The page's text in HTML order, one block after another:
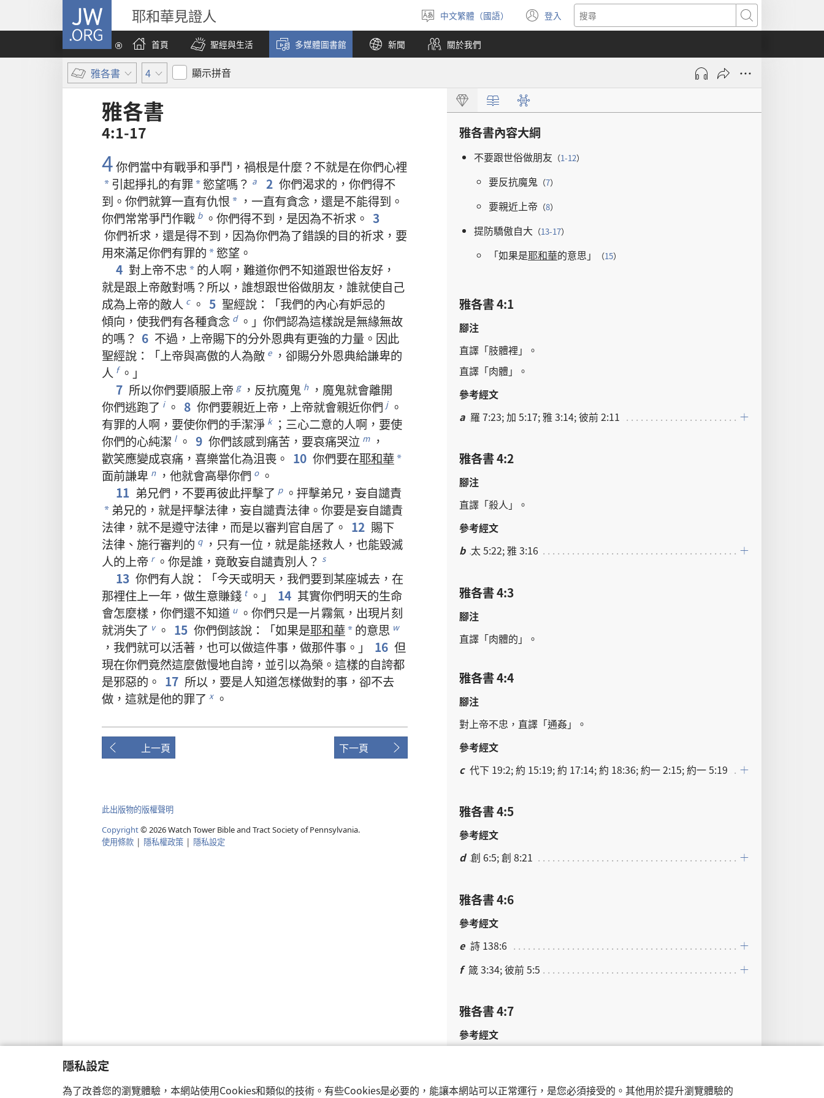
隱私設定
為了改善您的瀏覽體驗，本網站使用Cookies和類似的技術。有些Cookies是必要的，能讓本網站可以正常運行，是您必須接受的。其他用於提升瀏覽體驗的
JW.ORG 耶和華見證人
選
擇
語
言
中文繁體（國語） 登入
（開
啟
視
搜
尋
首頁
聖經與生活 多媒體圖書館 新聞 關於我們
雅各書 4 顯示拼音
雅各書
4:1-17
4你們當中有戰爭和爭鬥 ， 禍根是什麼 ？不就是在你們心裡
* 引起掙扎的有罪*慾望嗎 ？ a 2 你們渴求的 ， 你們得不
到 。 你們就算一直有仇恨 * ， 一直有貪念 ， 還是不能得到 。
你們常常爭鬥作戰 b 。 你們得不到 ， 是因為不祈求 。 3
你們祈求 ， 還是得不到 ， 因為你們為了錯誤的目的祈求 ， 要
用來滿足你們有罪的 *慾望 。
4 對上帝不忠* 的人啊 ， 難道你們不知道跟世俗友好 ，
就是跟上帝敵對嗎 ？所以 ， 誰想跟世俗做朋友 ， 誰就使自己
成為上帝的敵人 c 。 5 聖經說 ：「我們的內心有妒忌的
傾向 ， 使我們有各種貪念 d 。」 你們認為這樣說是無緣無故
的嗎 ？ 6 不過 ， 上帝賜下的分外恩典有更強的力量 。 因此
聖經說 ：「上帝與高傲的人為敵 e ， 卻賜分外恩典給謙卑的
人 f 。」
7 所以你們要順服上帝 g ， 反抗魔鬼 h ， 魔鬼就會離開
你們逃跑了 i 。 8 你們要親近上帝 ， 上帝就會親近你們 j 。
有罪的人啊 ， 要使你們的手潔淨 k ； 三心二意的人啊 ， 要使
你們的心純潔 l 。 9 你們該感到痛苦 ， 要哀痛哭泣 m ，
歡笑應變成哀痛 ， 喜樂當化為沮喪 。 10 你們要在耶和華*
面前謙卑 n ， 他就會高舉你們 o 。
11 弟兄們 ， 不要再彼此抨擊了 p 。 抨擊弟兄 ， 妄自譴責
* 弟兄的 ， 就是抨擊法律 ， 妄自譴責法律 。 你要是妄自譴責
法律 ， 就不是遵守法律 ， 而是以審判官自居了 。 12 賜下
法律 、 施行審判的 q ， 只有一位 ， 就是能拯救人 ， 也能毀滅
人的上帝 r 。 你是誰 ， 竟敢妄自譴責別人？ s
13 你們有人說 ：「今天或明天 ， 我們要到某座城去 ， 在
那裡住上一年 ， 做生意賺錢 t 。」 14 其實你們明天的生命
會怎麼樣 ， 你們還不知道 u 。 你們只是一片霧氣 ， 出現片刻
就消失了 v 。 15 你們倒該說 ：「如果是耶和華* 的意思 w
， 我們就可以活著 ， 也可以做這件事 ， 做那件事 。」 16 但
現在你們竟然這麼傲慢地自誇 ， 並引以為榮 。 這樣的自誇都
是邪惡的 。 17 所以 ， 要是人知道怎樣做對的事 ， 卻不去
做 ， 這就是他的罪了 x 。
上一頁 下一頁
此出版物的版權聲明
Copyright© 2026Watch Tower Bible and Tract Society of Pennsylvania.
使用條款 | 隱私權政策 | 隱私設定
雅各書內容大綱
不要跟世俗做朋友 （1-12）
要反抗魔鬼 （7）
要親近上帝 （8）
提防驕傲自大 （13-17）
「如果是耶和華的意思 」 （15）
雅各書 4:1
腳注
直譯 「肢體裡 」。
直譯 「肉體 」。
參考經文
a 羅 7:23; 加 5:17; 雅 3:14; 彼前 2:11
雅各書 4:2
腳注
直譯 「殺人 」。
參考經文
b 太 5:22; 雅 3:16
雅各書 4:3
腳注
直譯 「肉體的 」。
雅各書 4:4
腳注
對 上帝不忠 ， 直譯 「通姦」。
參考經文
c 代下 19:2; 約 15:19; 約 17:14; 約 18:36; 約一 2:15; 約一 5:19
雅各書 4:5
參考經文
d 創 6:5; 創 8:21
雅各書 4:6
參考經文
e 詩 138:6
f 箴 3:34; 彼前 5:5
雅各書 4:7
參考經文